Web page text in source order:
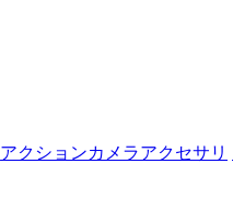
アクションカメラアクセサリ